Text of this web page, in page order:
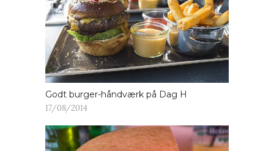
Godt burger-håndværk på Dag H
17/08/2014